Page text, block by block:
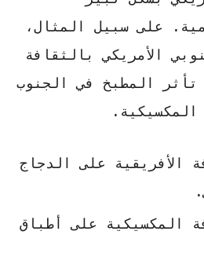
على سبيل المثال،
الأمريكي بالثقافة
تأثر المطبخ في الجنوب
المكسيكية.
الأفريقية على الدجاج
المكسيكية على أطباق